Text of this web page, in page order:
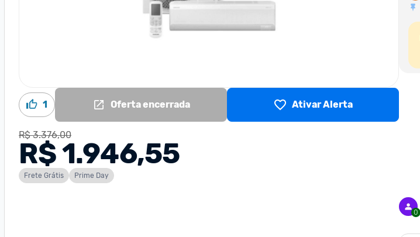
1 Oferta encerrada Ativar Alerta
R$ 3.376,00
R$ 1.946,55
Frete Grátis Prime Day
0